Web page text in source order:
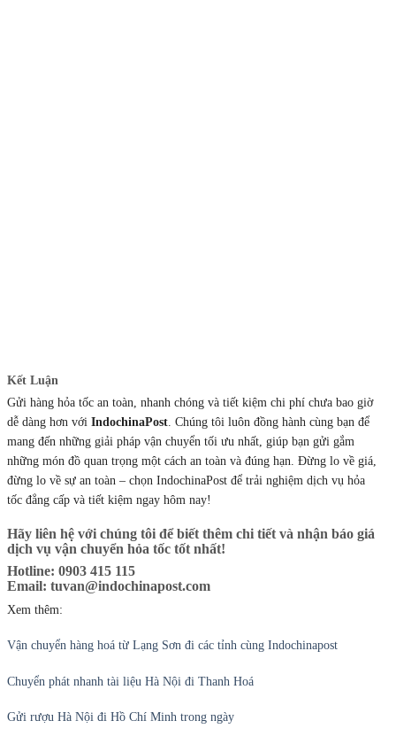
Kết Luận
Gửi hàng hỏa tốc an toàn, nhanh chóng và tiết kiệm chi phí chưa bao giờ
dễ dàng hơn với IndochinaPost. Chúng tôi luôn đồng hành cùng bạn để
mang đến những giải pháp vận chuyển tối ưu nhất, giúp bạn gửi gắm
những món đồ quan trọng một cách an toàn và đúng hạn. Đừng lo về giá,
đừng lo về sự an toàn – chọn IndochinaPost để trải nghiệm dịch vụ hỏa
tốc đẳng cấp và tiết kiệm ngay hôm nay!
Hãy liên hệ với chúng tôi để biết thêm chi tiết và nhận báo giá
dịch vụ vận chuyển hỏa tốc tốt nhất!
Hotline: 0903 415 115
Email: tuvan@indochinapost.com
Xem thêm:
Vận chuyển hàng hoá từ Lạng Sơn đi các tỉnh cùng Indochinapost
Chuyển phát nhanh tài liệu Hà Nội đi Thanh Hoá
Gửi rượu Hà Nội đi Hồ Chí Minh trong ngày